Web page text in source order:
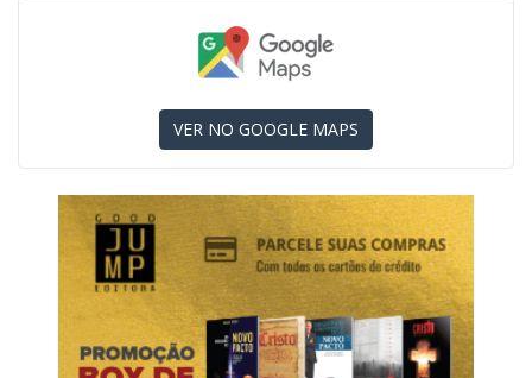
VER NO GOOGLE MAPS